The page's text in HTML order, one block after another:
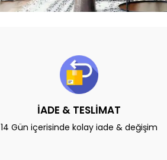
İADE & TESLİMAT
14 Gün içerisinde kolay iade & değişim